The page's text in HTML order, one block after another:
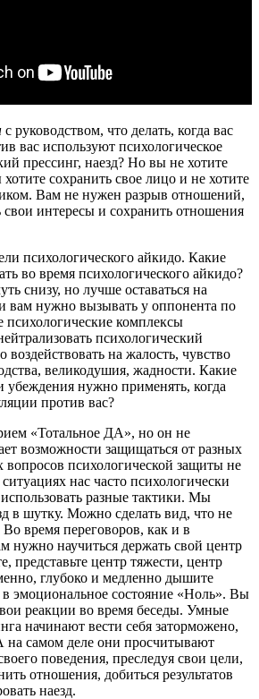
с руководством, что делать, когда вас
вас используют психологическое
прессинг, наезд? Но вы не хотите
сохранить свое лицо и не хотите
Вам не нужен разрыв отношений,
свои интересы и сохранить отношения
психологического айкидо. Какие
во время психологического айкидо?
снизу, но лучше оставаться на
вам нужно вызывать у оппонента по
психологические комплексы
психологический
воздействовать на жалость, чувство
великодушия, жадности. Какие
убеждения нужно применять, когда
против вас?
«Тотальное ДА», но он не
возможности защищаться от разных
вопросов психологической защиты не
нас часто психологически
разные тактики. Мы
в шутку. Можно сделать вид, что не
время переговоров, как и в
нужно научиться держать свой центр
представьте центр тяжести, центр
глубоко и медленно дышите
эмоциональное состояние «Ноль». Вы
реакции во время беседы. Умные
начинают вести себя заторможено,
на самом деле они просчитывают
поведения, преследуя свои цели,
отношения, добиться результатов
наезд.